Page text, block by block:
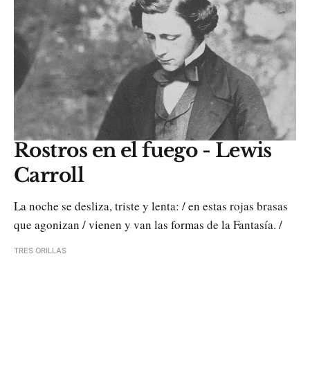
Rostros en el fuego - Lewis
Carroll
La noche se desliza, triste y lenta: / en estas rojas brasas
que agonizan / vienen y van las formas de la Fantasía. /
TRES ORILLAS